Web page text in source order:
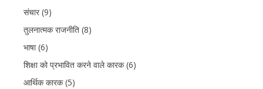
संचार (9)
तुलनात्मक राजनीति (8)
भाषा (6)
शिक्षा को प्रभावित करने वाले कारक (6)
आर्थिक कारक (5)